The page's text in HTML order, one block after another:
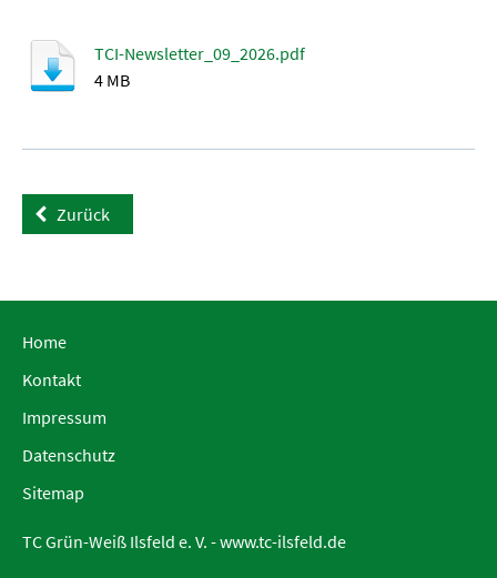
TCI-Newsletter_09_2026.pdf
4 MB
Zurück
Home
Kontakt
Impressum
Datenschutz
Sitemap
TC Grün-Weiß Ilsfeld e. V. -www.tc-ilsfeld.de